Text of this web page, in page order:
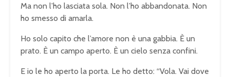
Ma non l’ho lasciata sola. Non l’ho abbandonata. Non
ho smesso di amarla.
Ho solo capito che l’amore non è una gabbia. È un
prato. È un campo aperto. È un cielo senza confini.
E io le ho aperto la porta. Le ho detto: “Vola. Vai dove